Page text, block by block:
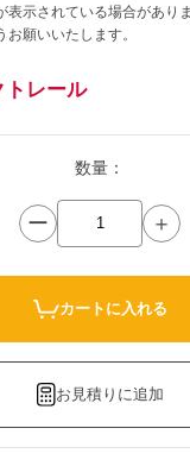
示されている場合がありま
願いいたします。
レール
数量：
ー ＋
カートに入れる
お見積りに追加